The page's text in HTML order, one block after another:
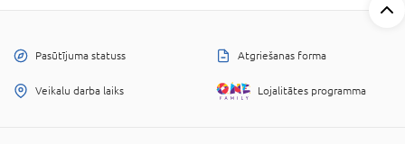
Pasūtījuma statuss Atgriešanas forma
Veikalu darba laiks Lojalitātes programma